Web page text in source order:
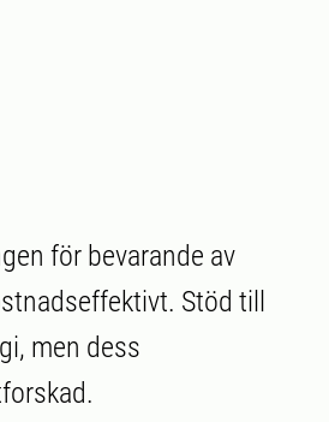
för bevarande av
Stöd till
men dess